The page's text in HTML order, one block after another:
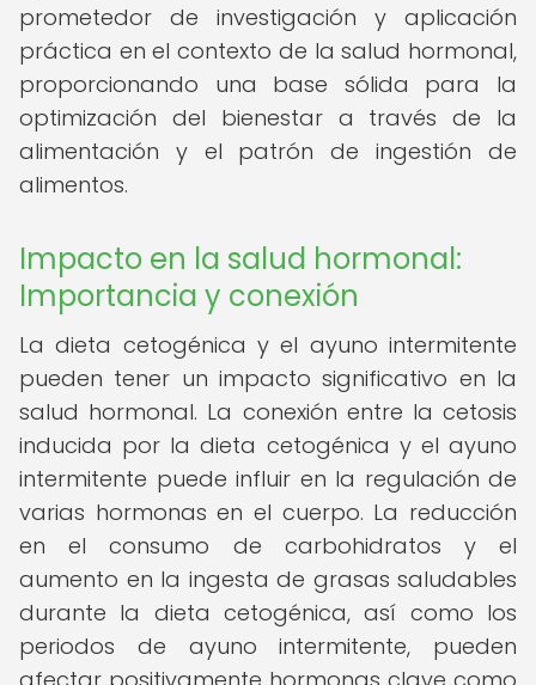
prometedor de investigación y aplicación
práctica en el contexto de la salud hormonal,
proporcionando una base sólida para la
optimización del bienestar a través de la
alimentación y el patrón de ingestión de
alimentos.
Impacto en la salud hormonal:
Importancia y conexión
La dieta cetogénica y el ayuno intermitente
pueden tener un impacto significativo en la
salud hormonal. La conexión entre la cetosis
inducida por la dieta cetogénica y el ayuno
intermitente puede influir en la regulación de
varias hormonas en el cuerpo. La reducción
en el consumo de carbohidratos y el
aumento en la ingesta de grasas saludables
durante la dieta cetogénica, así como los
periodos de ayuno intermitente, pueden